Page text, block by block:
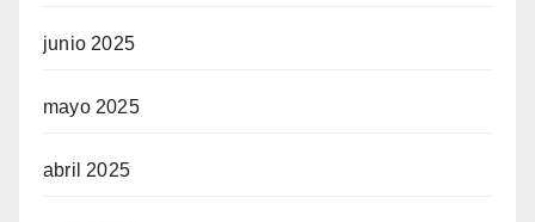
junio 2025
mayo 2025
abril 2025